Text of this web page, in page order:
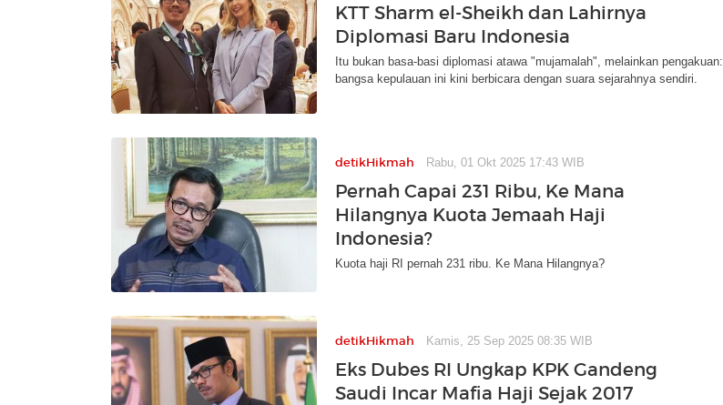
KTT Sharm el-Sheikh dan Lahirnya
Diplomasi Baru Indonesia
Itu bukan basa-basi diplomasi atawa "mujamalah", melainkan pengakuan:
bangsa kepulauan ini kini berbicara dengan suara sejarahnya sendiri.
detikHikmah Rabu, 01 Okt 2025 17:43 WIB
Pernah Capai 231 Ribu, Ke Mana
Hilangnya Kuota Jemaah Haji
Indonesia?
Kuota haji RI pernah 231 ribu. Ke Mana Hilangnya?
detikHikmah Kamis, 25 Sep 2025 08:35 WIB
Eks Dubes RI Ungkap KPK Gandeng
Saudi Incar Mafia Haji Sejak 2017